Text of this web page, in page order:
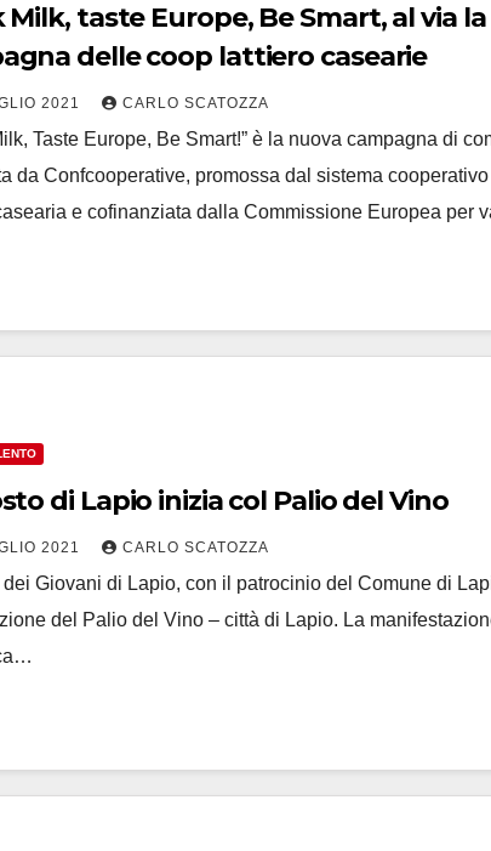
Milk, taste Europe, Be Smart, al via la
delle coop lattiero casearie
2021 CARLO SCATOZZA
Taste Europe, Be Smart!” è la nuova campagna di
da Confcooperative, promossa dal sistema
e cofinanziata dalla Commissione Europea per
di Lapio inizia col Palio del Vino
2021 CARLO SCATOZZA
dei Giovani di Lapio, con il patrocinio del Comune di
del Palio del Vino – città di Lapio. La